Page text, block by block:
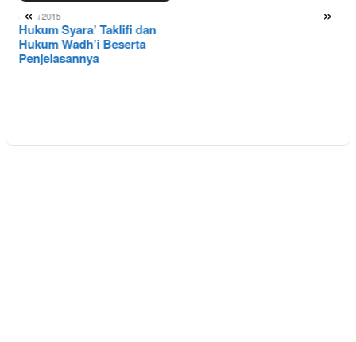
« »
6 Mei 2015
Hukum Syara’ Taklifi dan
Hukum Wadh’i Beserta
Penjelasannya